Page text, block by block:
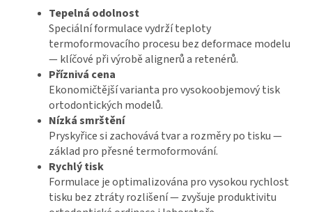
Tepelná odolnost
Speciální formulace vydrží teploty
termoformovacího procesu bez deformace modelu
— klíčové při výrobě alignerů a retenérů.
Příznivá cena
Ekonomičtější varianta pro vysokoobjemový tisk
ortodontických modelů.
Nízká smrštění
Pryskyřice si zachovává tvar a rozměry po tisku —
základ pro přesné termoformování.
Rychlý tisk
Formulace je optimalizována pro vysokou rychlost
tisku bez ztráty rozlišení — zvyšuje produktivitu